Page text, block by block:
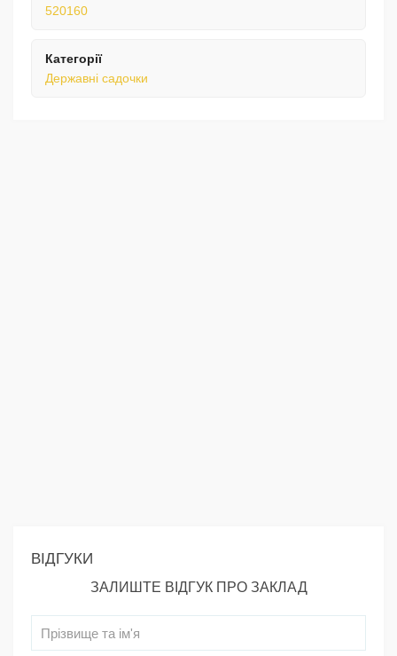
520160
Категорії
Державні садочки
ВІДГУКИ
ЗАЛИШТЕ ВІДГУК ПРО ЗАКЛАД